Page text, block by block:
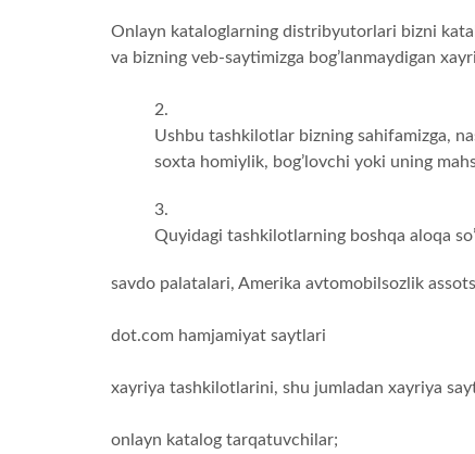
Onlayn kataloglarning distribyutorlari bizni
va bizning veb-saytimizga bog’lanmaydigan
Ushbu tashkilotlar bizning sahifamizga,
soxta homiylik, bog’lovchi yoki uning
Quyidagi tashkilotlarning boshqa aloqa
savdo palatalari, Amerika avtomobilsozlik
dot.com hamjamiyat saytlari
xayriya tashkilotlarini, shu jumladan xayriya
onlayn katalog tarqatuvchilar;